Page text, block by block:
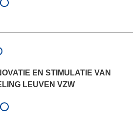
EN STIMULATIE VAN
LEUVEN VZW